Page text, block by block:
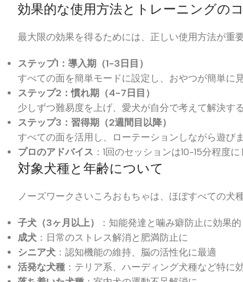
効果的な使用方法とトレーニングの
最大限の効果を得るためには、正しい使用方法が重
ステップ1：導入期（1-3日目）
すべての面を簡単モードに設定し、おやつが簡単に
ステップ2：慣れ期（4-7日目）
少しずつ難易度を上げ、愛犬が自分で考えて解決す
ステップ3：習得期（2週間目以降）
すべての面を活用し、ローテーションしながら遊び
プロのアドバイス ：1回のセッションは10-15分程度
対象犬種と年齢について
ノーズワークさいころおもちゃは、ほぼすべての犬
子犬（3ヶ月以上）
：知能発達と噛み癖防止に効果的
成犬 ：日常のストレス解消と肥満防止に
シニア犬 ：認知機能の維持、脳の活性化に最適
活発な犬種 ：テリア系、ハーディング犬種など特に